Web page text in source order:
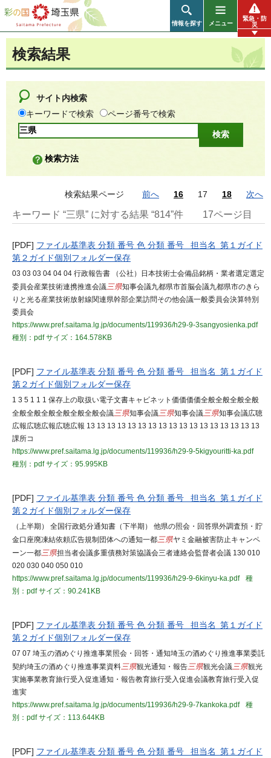
彩の国 埼玉県
情報を探す メニュー
緊急・防
災
検索結果
サイト内検索
キーワードで検索
ページ番号で検索
検索方法
検索結果ページ 前へ 16 17 18 次へ
キーワード “三県” に対する結果 “814”件 17ページ目
[PDF] ファイル基準表 分類 番号 色 分類 番号 担当名 第１ガイド
第２ガイド個別フォルダー保存
03 03 03 04 04 04 行政報告書 （公社）日本技術士会備品銘柄・業者選定選定
委員会産業技術連携推進会議三県知事会議九都県市首脳会議九都県市のきら
りと光る産業技術放射線関連県幹部企業訪問その他会議一般委員会決算特別
委員会
https://www.pref.saitama.lg.jp/documents/119936/h29-9-3sangyosienka.pdf
種別：pdfサイズ：164.578KB
[PDF] ファイル基準表 分類 番号 色 分類 番号 担当名 第１ガイド
第２ガイド個別フォルダー保存
1 3 5 1 1 1 保存上の取扱い電子文書キャビネット価価価価全般全般全般全般
全般全般全般全般全般全般会議三県知事会議三県知事会議三県知事会議広聴
広報広聴広報広聴広報 13 13 13 13 13 13 13 13 13 13 13 13 13 13 13 13 13
課所コ
https://www.pref.saitama.lg.jp/documents/119936/h29-9-5kigyouritti-ka.pdf
種別：pdfサイズ：95.995KB
[PDF] ファイル基準表 分類 番号 色 分類 番号 担当名 第１ガイド
第２ガイド個別フォルダー保存
（上半期） 全国行政処分通知書（下半期） 他県の照会・回答県外調査預・貯
金口座廃凍結依頼広告規制団体への通知一都三県ヤミ金融被害防止キャンペ
ーン一都三県担当者会議多重債務対策協議会三者連絡会監督者会議 130 010
020 030 040 050 010
https://www.pref.saitama.lg.jp/documents/119936/h29-9-6kinyu-ka.pdf
種
別：pdfサイズ：90.241KB
[PDF] ファイル基準表 分類 番号 色 分類 番号 担当名 第１ガイド
第２ガイド個別フォルダー保存
07 07 埼玉の酒めぐり推進事業照会・回答・通知埼玉の酒めぐり推進事業委託
契約埼玉の酒めぐり推進事業資料三県観光通知・報告三県観光会議三県観光
実施事業教育旅行受入促進通知・報告教育旅行受入促進会議教育旅行受入促
進実
https://www.pref.saitama.lg.jp/documents/119936/h29-9-7kankoka.pdf
種
別：pdfサイズ：113.644KB
[PDF] ファイル基準表 分類 番号 色 分類 番号 担当名 第１ガイド